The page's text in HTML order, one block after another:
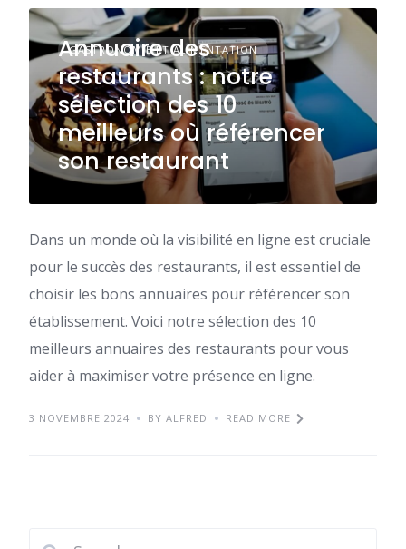
GASTRONOMIE ET ALIMENTATION
Annuaire des
restaurants : notre
sélection des 10
meilleurs où référencer
son restaurant
Dans un monde où la visibilité en ligne est cruciale
pour le succès des restaurants, il est essentiel de
choisir les bons annuaires pour référencer son
établissement. Voici notre sélection des 10
meilleurs annuaires des restaurants pour vous
aider à maximiser votre présence en ligne.
3 NOVEMBRE 2024 BY ALFRED READ MORE